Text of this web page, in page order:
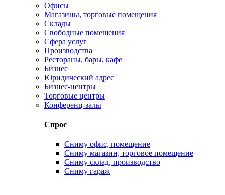
Офисы
Магазины, торговые помещения
Склады
Свободные помещения
Сфера услуг
Производства
Рестораны, бары, кафе
Бизнес
Юридический адрес
Бизнес-центры
Торговые центры
Конференц-залы
Спрос
Сниму офис, помещение
Сниму магазин, торговое помещение
Сниму склад, производство
Сниму гараж